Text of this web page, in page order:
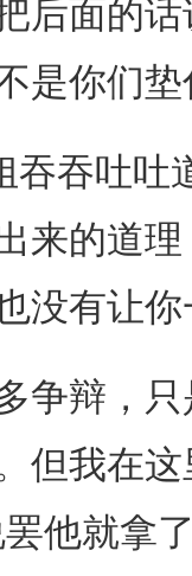
面的话
是你们
吐吐道
来的道
没有让
辩，只
但我在
他就拿